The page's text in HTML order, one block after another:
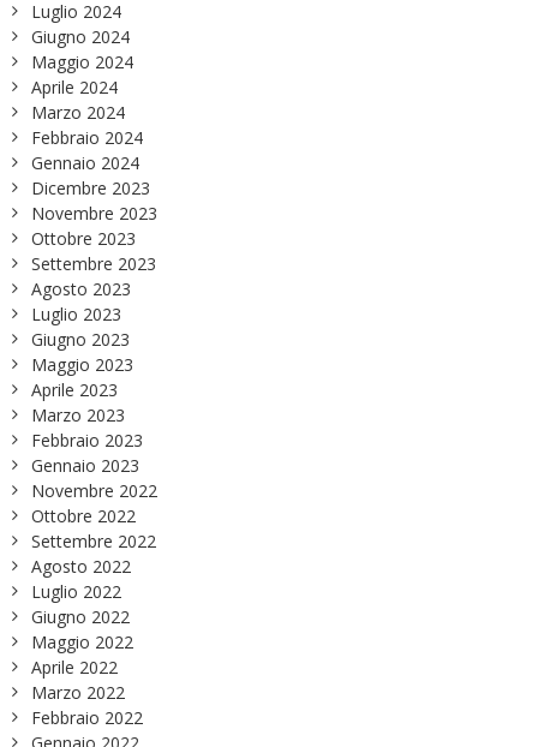
Luglio 2024
Giugno 2024
Maggio 2024
Aprile 2024
Marzo 2024
Febbraio 2024
Gennaio 2024
Dicembre 2023
Novembre 2023
Ottobre 2023
Settembre 2023
Agosto 2023
Luglio 2023
Giugno 2023
Maggio 2023
Aprile 2023
Marzo 2023
Febbraio 2023
Gennaio 2023
Novembre 2022
Ottobre 2022
Settembre 2022
Agosto 2022
Luglio 2022
Giugno 2022
Maggio 2022
Aprile 2022
Marzo 2022
Febbraio 2022